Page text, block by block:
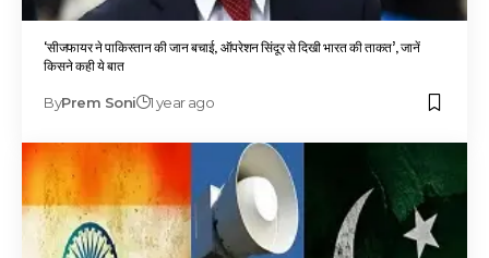
‘सीजफायर ने पाकिस्तान की जान बचाई, ऑपरेशन सिंदूर से दिखी भारत की ताकत’, जानें
किसने कही ये बात
ByPrem Soni 1 year ago